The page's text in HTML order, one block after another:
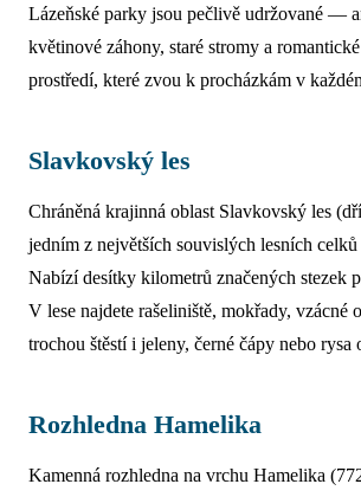
Lázeňské parky jsou pečlivě udržované —
květinové záhony, staré stromy a
prostředí, které zvou k procházkám v
Slavkovský les
Chráněná krajinná oblast Slavkovský les
jedním z největších souvislých lesních
Nabízí desítky kilometrů značených stezek
V lese najdete rašeliniště, mokřady, vzácné
trochou štěstí i jeleny, černé čápy nebo rysa
Rozhledna Hamelika
Kamenná rozhledna na vrchu Hamelika